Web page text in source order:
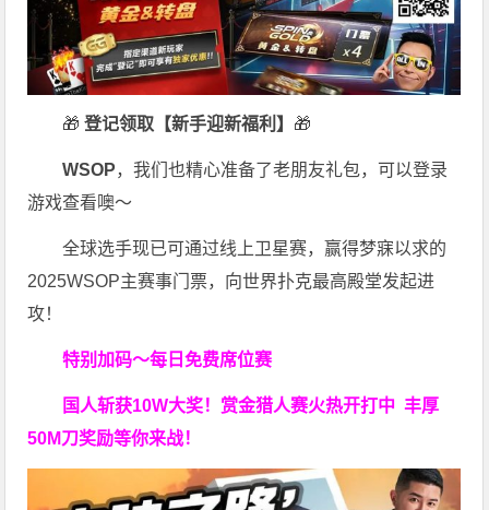
🎁 登记领取【新手迎新福利】 🎁
WSOP，我们也精心准备了老朋友礼包，可以登录
游戏查看噢～
全球选手现已可通过线上卫星赛，赢得梦寐以求的
2025WSOP主赛事门票，向世界扑克最高殿堂发起进
攻！
特别加码～每日免费席位赛
国人斩获10W大奖！ 赏金猎人赛火热开打中 丰厚
50M刀奖励等你来战！